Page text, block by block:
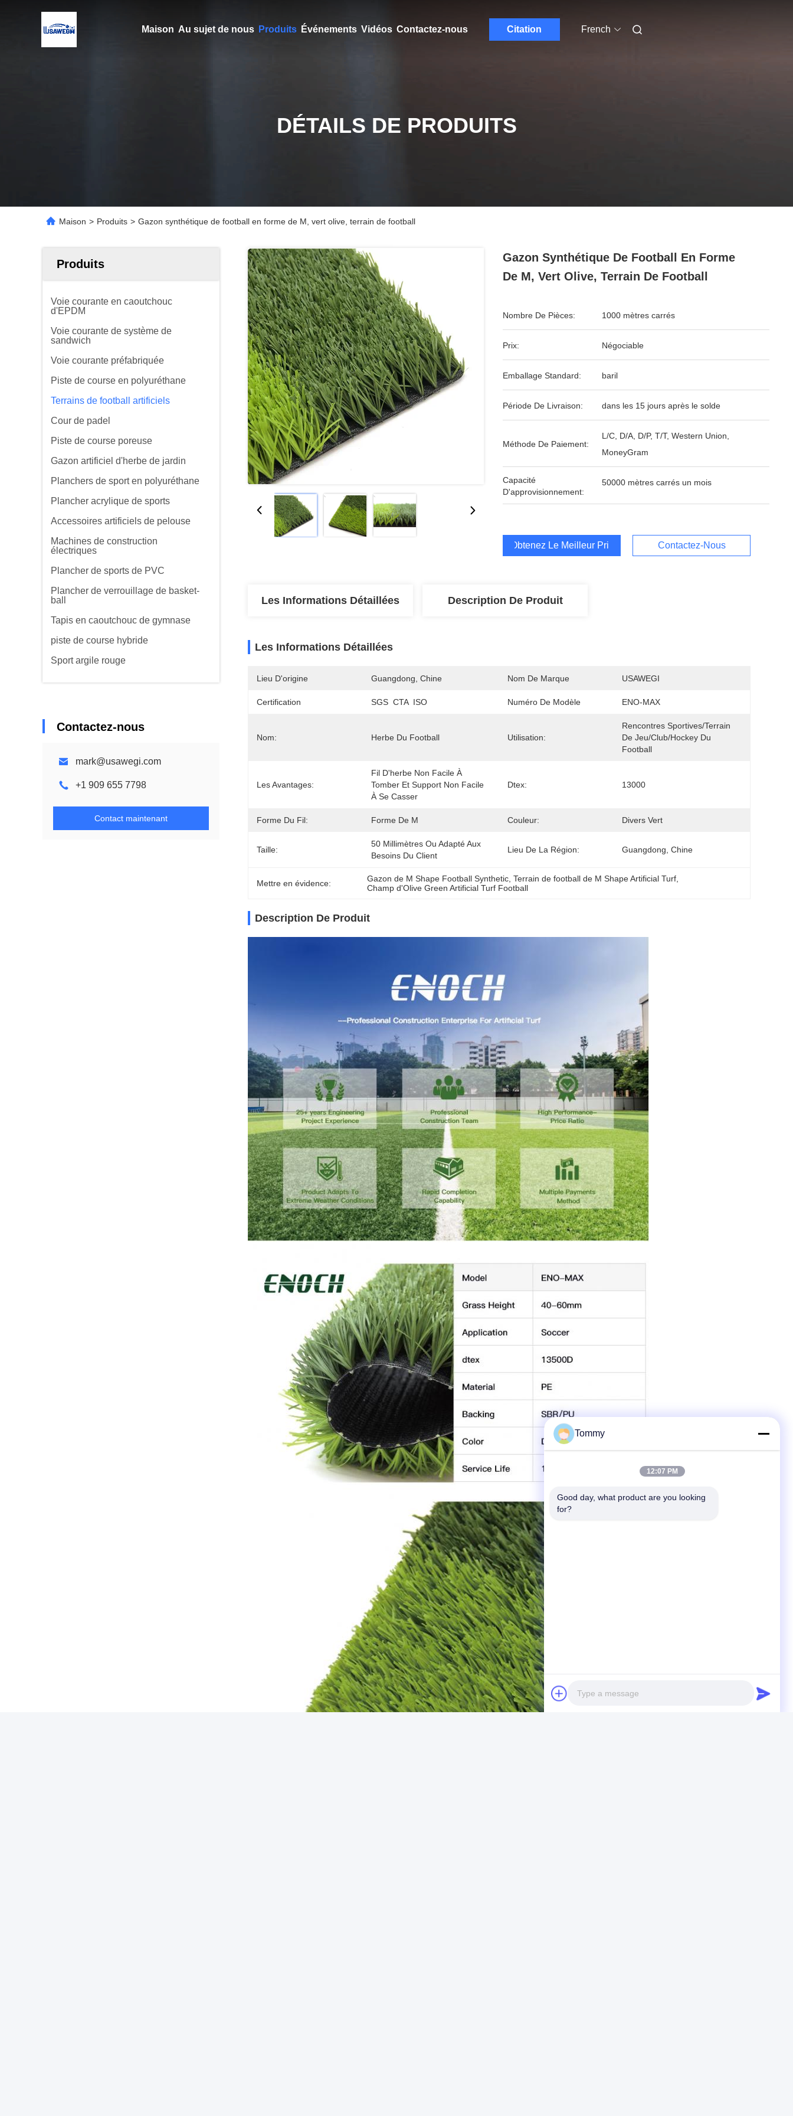
Maison Au sujet de nous Produits Événements Vidéos Contactez-nous Citation French
DÉTAILS DE PRODUITS
Maison > Produits > Gazon synthétique de football en forme de M, vert olive, terrain de football
Produits
Voie courante en caoutchouc
d'EPDM
Voie courante de système de
sandwich
Voie courante préfabriquée
Piste de course en polyuréthane
Terrains de football artificiels
Cour de padel
Piste de course poreuse
Gazon artificiel d'herbe de jardin
Planchers de sport en polyuréthane
Plancher acrylique de sports
Accessoires artificiels de pelouse
Machines de construction
électriques
Plancher de sports de PVC
Plancher de verrouillage de basket-
ball
Tapis en caoutchouc de gymnase
piste de course hybride
Sport argile rouge
Contactez-nous
mark@usawegi.com
+1 909 655 7798
Contact maintenant
Gazon Synthétique De Football En Forme
De M, Vert Olive, Terrain De Football
Nombre De Pièces: 1000 mètres carrés
Prix: Négociable
Emballage Standard: baril
Période De Livraison: dans les 15 jours après le solde
Méthode De Paiement:
L/C, D/A, D/P, T/T, Western Union,
MoneyGram
Capacité
D'approvisionnement:
50000 mètres carrés un mois
Obtenez Le Meilleur Prix Contactez-Nous
Les Informations Détaillées Description De Produit
Les Informations Détaillées
Lieu D'origine Guangdong, Chine Nom De Marque USAWEGI
Certification SGS  CTA  ISO Numéro De Modèle ENO-MAX
Nom: Herbe Du Football Utilisation:
Rencontres Sportives/terrain
De Jeu/club/hockey Du
Football
Les Avantages:
Fil D'herbe Non Facile À
Tomber Et Support Non Facile
À Se Casser
Dtex: 13000
Forme Du Fil: Forme De M Couleur: Divers Vert
Taille:
50 Millimètres Ou Adapté Aux
Besoins Du Client
Lieu De La Région: Guangdong, Chine
Mettre en évidence: Gazon de M Shape Football Synthetic , Terrain de football de M Shape Artificial Turf
Champ d'Olive Green Artificial Turf Football
Description De Produit
Tommy
12:07 PM
Good day, what product are you looking
for?